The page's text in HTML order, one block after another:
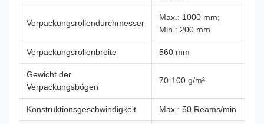
Verpackungsrollendurchmesser
Max.: 1000 mm;
Min.: 200 mm
Verpackungsrollenbreite 560 mm
Gewicht der
Verpackungsbögen
70-100 g/m²
Konstruktionsgeschwindigkeit Max.: 50 Reams/min